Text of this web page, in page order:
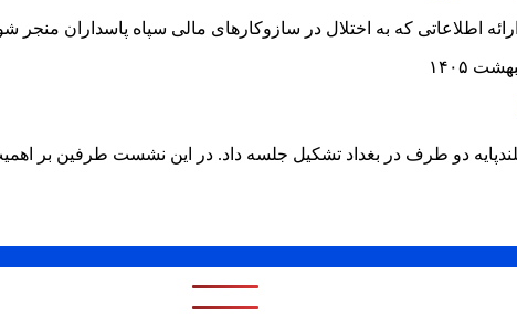
دو طرف در بغداد تشکیل جلسه داد. در این نشست طرفین بر